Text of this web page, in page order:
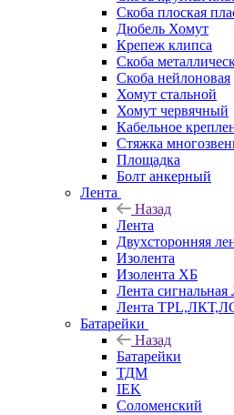
Скоба плоская
Дюбель Хомут
Крепеж клипса
Скоба
Скоба нейлоновая
Хомут стальной
Хомут червячный
Кабельное
Стяжка
Площадка
Болт анкерный
Лента
Назад
Лента
Двухсторонняя
Изолента
Изолента ХБ
Лента
Лента
Батарейки
Назад
Батарейки
ТДМ
IEK
Соломенский